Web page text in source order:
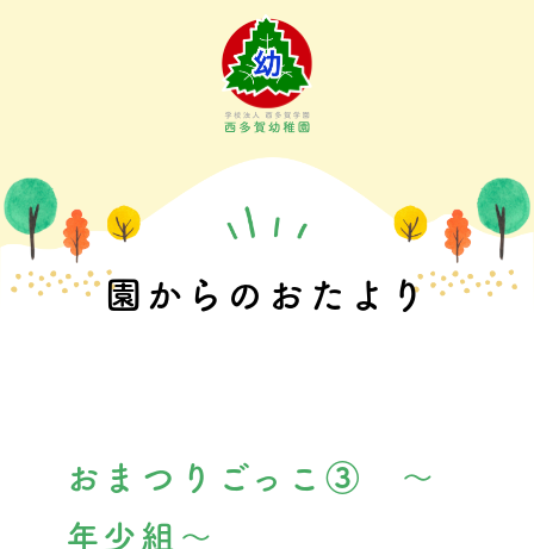
園からのおたより
おまつりごっこ③ ～
年少組～